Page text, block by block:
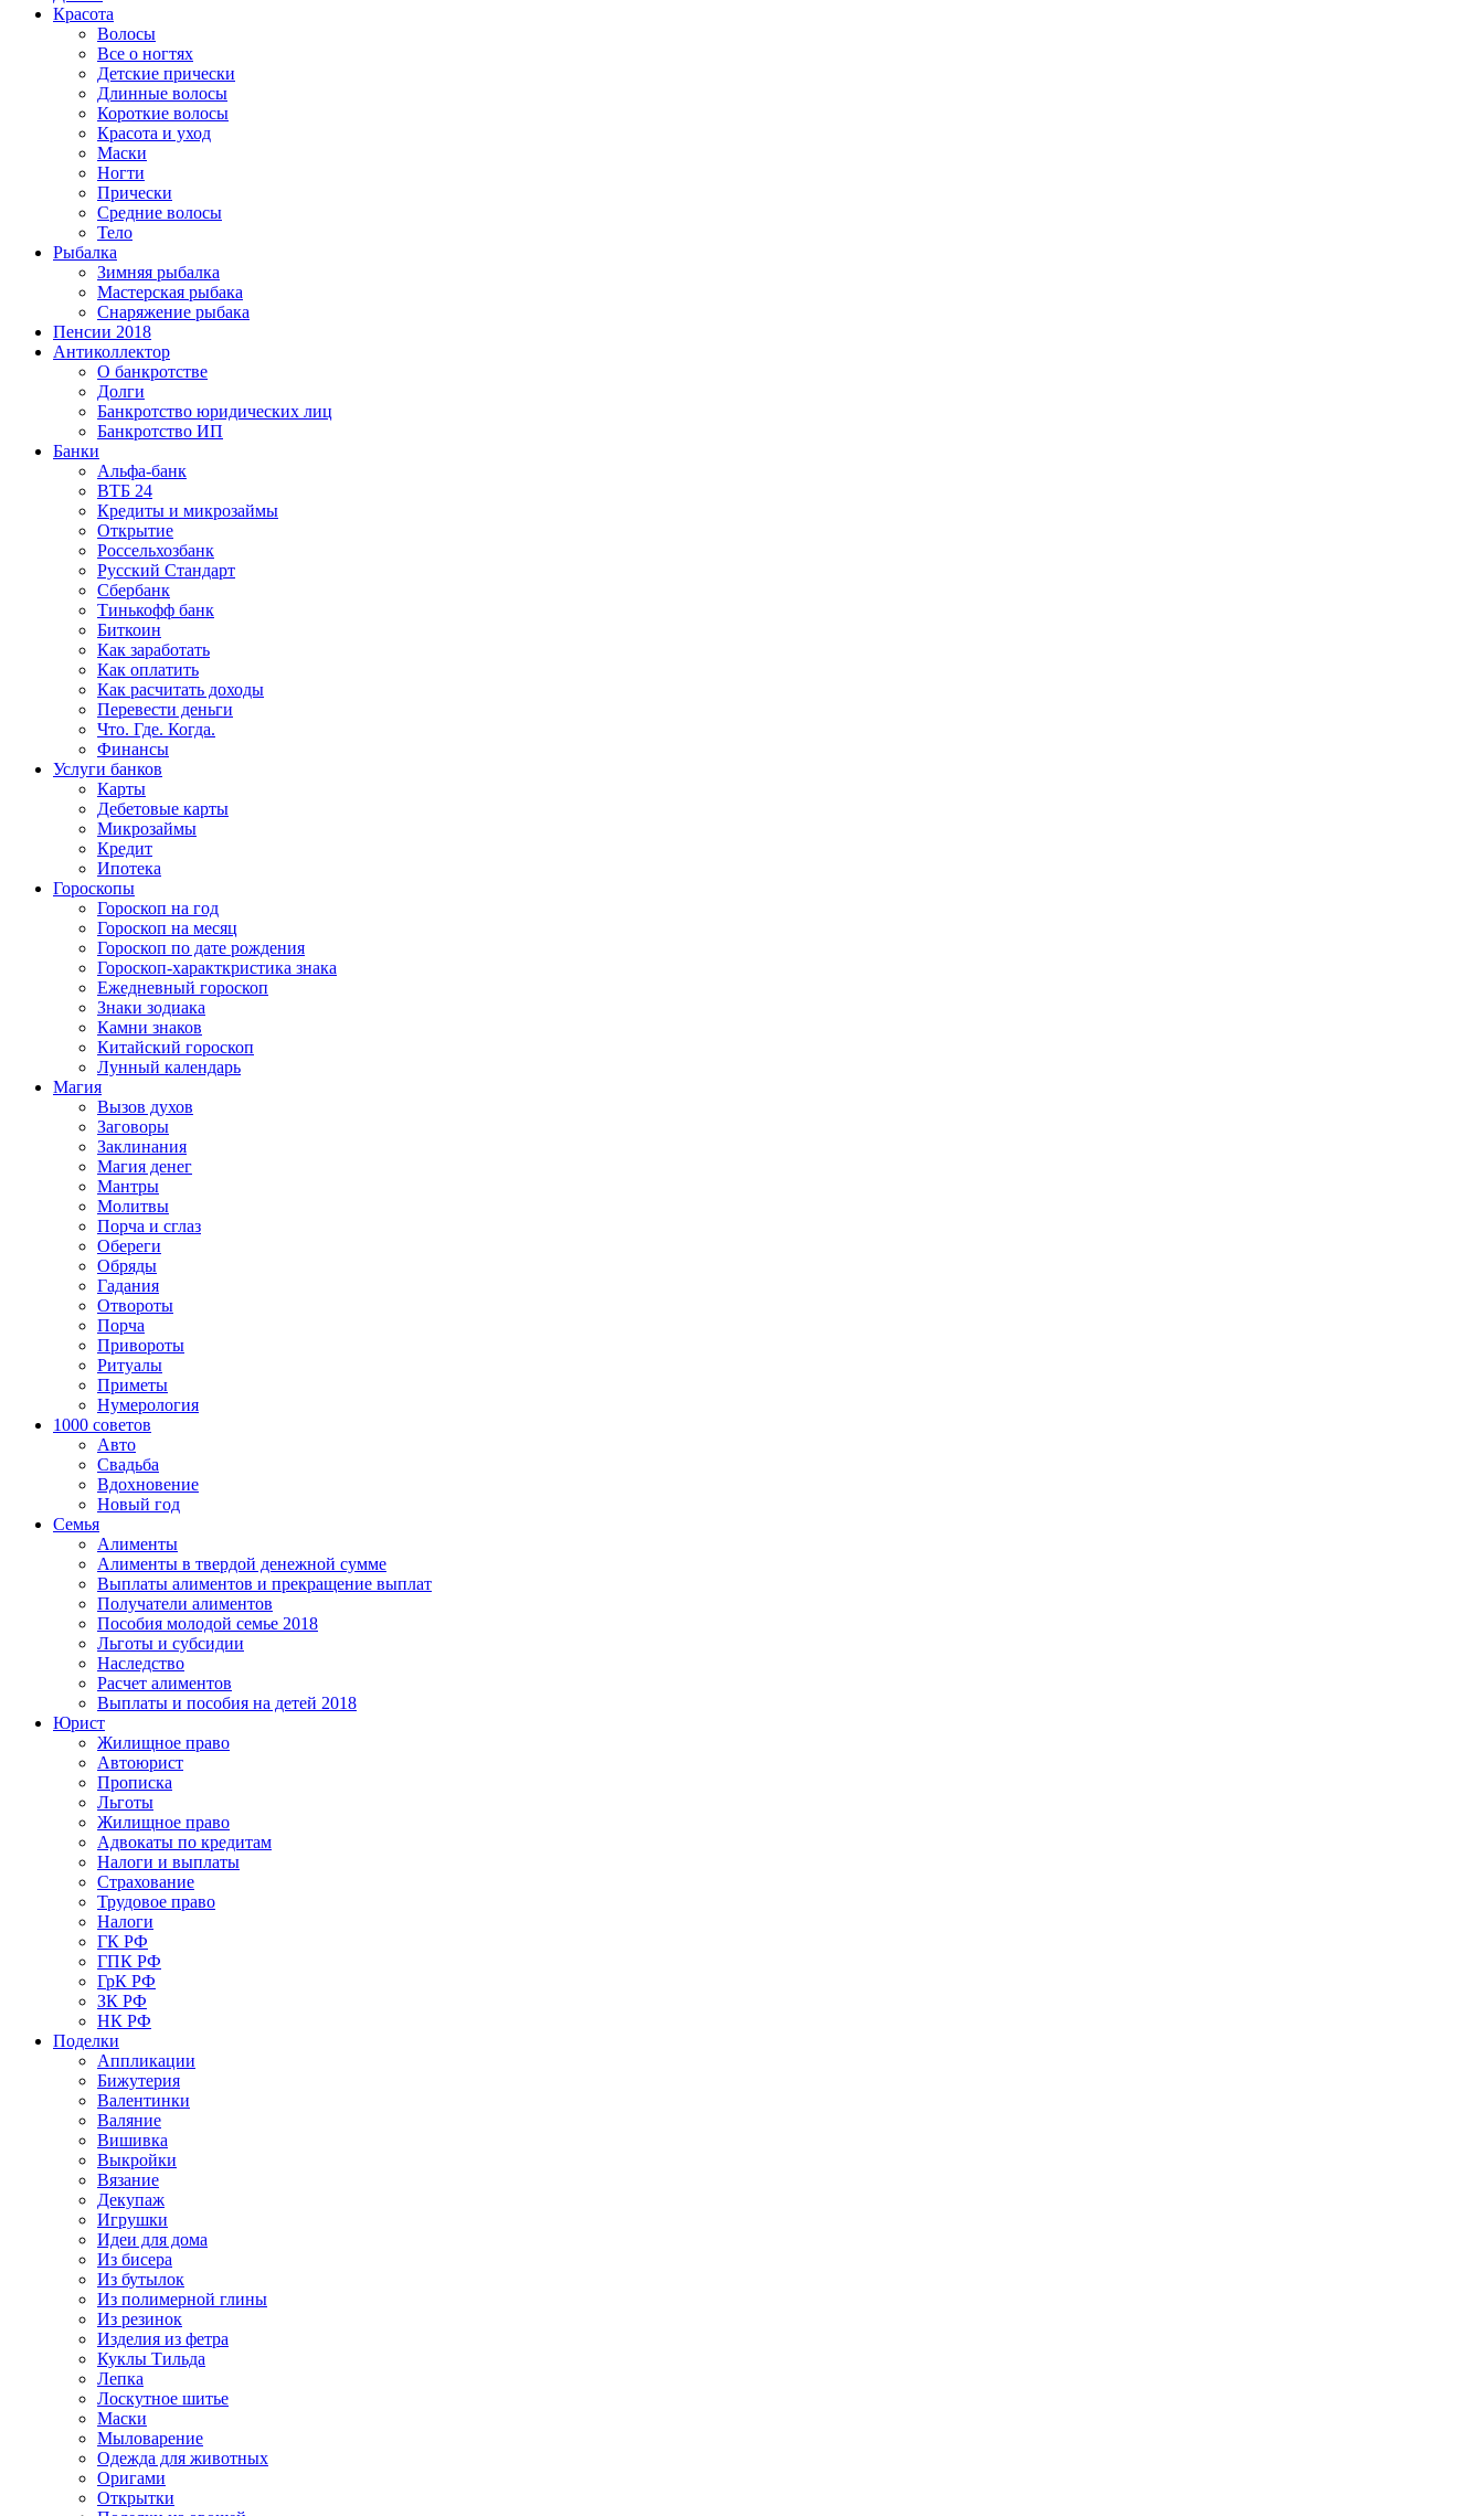
Красота
Волосы
Все о ногтях
Детские прически
Длинные волосы
Короткие волосы
Красота и уход
Маски
Ногти
Прически
Средние волосы
Тело
Рыбалка
Зимняя рыбалка
Мастерская рыбака
Снаряжение рыбака
Пенсии 2018
Антиколлектор
О банкротстве
Долги
Банкротство юридических лиц
Банкротство ИП
Банки
Альфа-банк
ВТБ 24
Кредиты и микрозаймы
Открытие
Россельхозбанк
Русский Стандарт
Сбербанк
Тинькофф банк
Биткоин
Как заработать
Как оплатить
Как расчитать доходы
Перевести деньги
Что. Где. Когда.
Финансы
Услуги банков
Карты
Дебетовые карты
Микрозаймы
Кредит
Ипотека
Гороскопы
Гороскоп на год
Гороскоп на месяц
Гороскоп по дате рождения
Гороскоп-характкристика знака
Ежедневный гороскоп
Знаки зодиака
Камни знаков
Китайский гороскоп
Лунный календарь
Магия
Вызов духов
Заговоры
Заклинания
Магия денег
Мантры
Молитвы
Порча и сглаз
Обереги
Обряды
Гадания
Отвороты
Порча
Привороты
Ритуалы
Приметы
Нумерология
1000 советов
Авто
Свадьба
Вдохновение
Новый год
Семья
Алименты
Алименты в твердой денежной сумме
Выплаты алиментов и прекращение выплат
Получатели алиментов
Пособия молодой семье 2018
Льготы и субсидии
Наследство
Расчет алиментов
Выплаты и пособия на детей 2018
Юрист
Жилищное право
Автоюрист
Прописка
Льготы
Жилищное право
Адвокаты по кредитам
Налоги и выплаты
Страхование
Трудовое право
Налоги
ГК РФ
ГПК РФ
ГрК РФ
ЗК РФ
НК РФ
Поделки
Аппликации
Бижутерия
Валентинки
Валяние
Вишивка
Выкройки
Вязание
Декупаж
Игрушки
Идеи для дома
Из бисера
Из бутылок
Из полимерной глины
Из резинок
Изделия из фетра
Куклы Тильда
Лепка
Лоскутное шитье
Маски
Мыловарение
Одежда для животных
Оригами
Открытки